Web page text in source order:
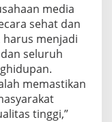
media
sehat dan
harus menjadi
seluruh
memastikan
tinggi,”